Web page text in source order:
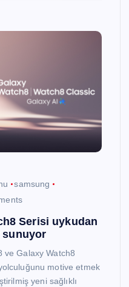
samsung
Serisi uykudan
sunuyor
ve Galaxy Watch8
motive etmek
yeni sağlıklı